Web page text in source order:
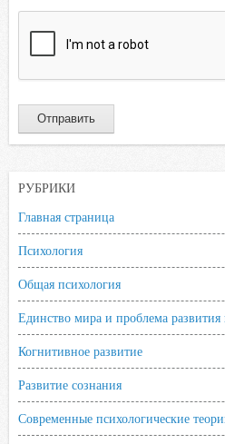
РУБРИКИ
Главная страница
Психология
Общая психология
Единство мира и проблема развития
Когнитивное развитие
Развитие сознания
Современные психологические